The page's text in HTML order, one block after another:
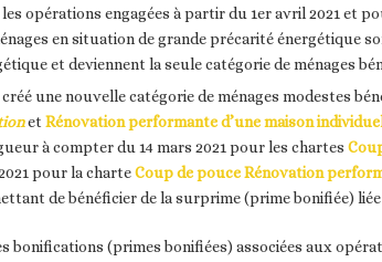
opérations engagées à partir du 1er avril 2021 et
en situation de grande précarité énergétique
et deviennent la seule catégorie de ménages
une nouvelle catégorie de ménages modestes
et Rénovation performante d’une maison
à compter du 14 mars 2021 pour les chartes
pour la charteCoup de pouce Rénovation
de bénéficier de la surprime (prime bonifiée)
bonifications (primes bonifiées) associées aux